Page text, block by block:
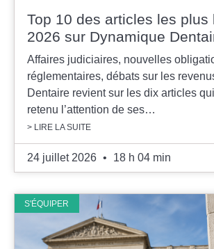
Top 10 des articles les plus
2026 sur Dynamique
Affaires judiciaires, nouvelles
réglementaires, débats sur les
Dentaire revient sur les dix articles
retenu l’attention de ses…
> LIRE LA SUITE
24 juillet 2026 18 h 04 min
S'ÉQUIPER